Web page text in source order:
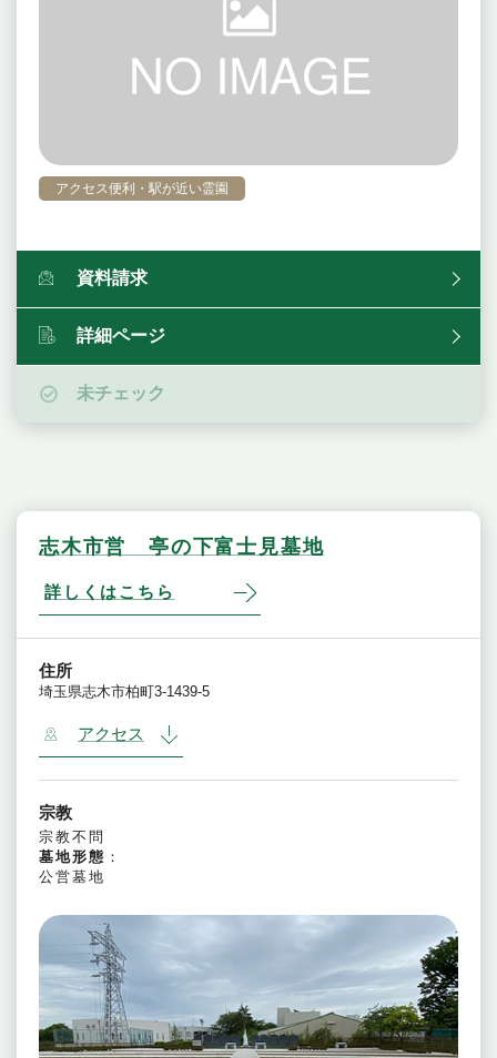
アクセス便利・駅が近い霊園
資料請求
詳細ページ
未チェック
志木市営 亭の下富士見墓地
詳しくはこちら
住所
埼玉県志木市柏町3-1439-5
アクセス
宗教
宗教不問
墓地形態 ：
公営墓地